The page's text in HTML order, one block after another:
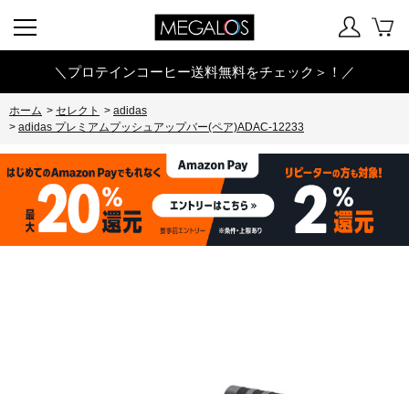
＼プロテインコーヒー送料無料をチェック＞！／
ホーム > セレクト > adidas
> adidas プレミアムプッシュアップバー(ペア)ADAC-12233